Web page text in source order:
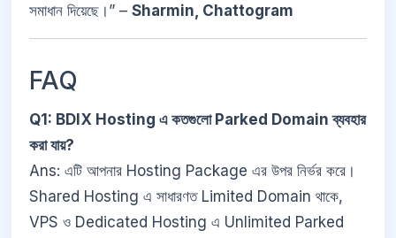
সমাধান দিয়েছে।” – Sharmin, Chattogram
FAQ
Q1: BDIX Hosting এ কতগুলো Parked Domain ব্যবহার
করা যায়?
Ans: এটি আপনার Hosting Package এর উপর নির্ভর করে।
Shared Hosting এ সাধারণত Limited Domain থাকে,
VPS ও Dedicated Hosting এ Unlimited Parked